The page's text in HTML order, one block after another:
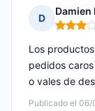
D
Damien
Nota: 3
Publicado el
Los
pedidos
o vales de